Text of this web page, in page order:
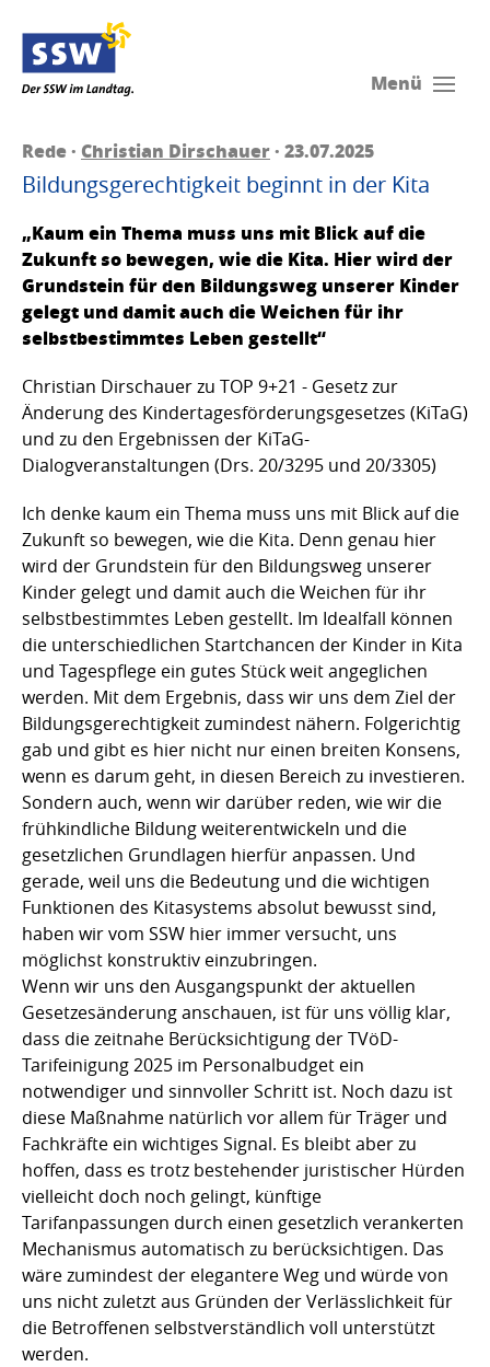
Menü
Rede · Christian Dirschauer· 23.07.2025
Bildungsgerechtigkeit beginnt in der Kita
„Kaum ein Thema muss uns mit Blick auf die
Zukunft so bewegen, wie die Kita. Hier wird der
Grundstein für den Bildungsweg unserer Kinder
gelegt und damit auch die Weichen für ihr
selbstbestimmtes Leben gestellt“
Christian Dirschauer zu TOP 9+21 - Gesetz zur
Änderung des Kindertagesförderungsgesetzes (KiTaG)
und zu den Ergebnissen der KiTaG-
Dialogveranstaltungen (Drs. 20/3295 und 20/3305)
Ich denke kaum ein Thema muss uns mit Blick auf die
Zukunft so bewegen, wie die Kita. Denn genau hier
wird der Grundstein für den Bildungsweg unserer
Kinder gelegt und damit auch die Weichen für ihr
selbstbestimmtes Leben gestellt. Im Idealfall können
die unterschiedlichen Startchancen der Kinder in Kita
und Tagespflege ein gutes Stück weit angeglichen
werden. Mit dem Ergebnis, dass wir uns dem Ziel der
Bildungsgerechtigkeit zumindest nähern. Folgerichtig
gab und gibt es hier nicht nur einen breiten Konsens,
wenn es darum geht, in diesen Bereich zu investieren.
Sondern auch, wenn wir darüber reden, wie wir die
frühkindliche Bildung weiterentwickeln und die
gesetzlichen Grundlagen hierfür anpassen. Und
gerade, weil uns die Bedeutung und die wichtigen
Funktionen des Kitasystems absolut bewusst sind,
haben wir vom SSW hier immer versucht, uns
möglichst konstruktiv einzubringen.
Wenn wir uns den Ausgangspunkt der aktuellen
Gesetzesänderung anschauen, ist für uns völlig klar,
dass die zeitnahe Berücksichtigung der TVöD-
Tarifeinigung 2025 im Personalbudget ein
notwendiger und sinnvoller Schritt ist. Noch dazu ist
diese Maßnahme natürlich vor allem für Träger und
Fachkräfte ein wichtiges Signal. Es bleibt aber zu
hoffen, dass es trotz bestehender juristischer Hürden
vielleicht doch noch gelingt, künftige
Tarifanpassungen durch einen gesetzlich verankerten
Mechanismus automatisch zu berücksichtigen. Das
wäre zumindest der elegantere Weg und würde von
uns nicht zuletzt aus Gründen der Verlässlichkeit für
die Betroffenen selbstverständlich voll unterstützt
werden.